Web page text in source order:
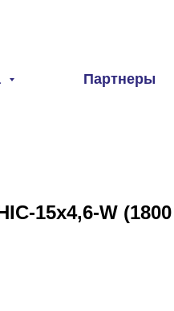
Партнеры
15x4,6-W